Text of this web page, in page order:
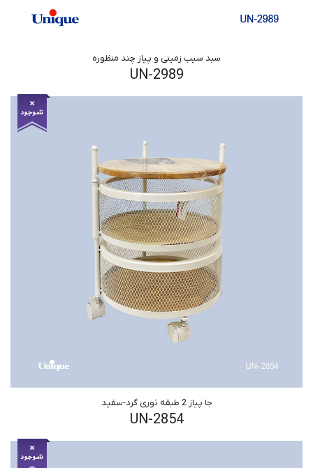
سبد سیب زمینی و پیاز چند منظوره
UN-2989
جا پیاز 2 طبقه توری گرد-سفید
UN-2854